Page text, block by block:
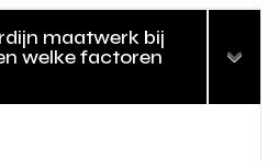
maatwerk bij
welke factoren